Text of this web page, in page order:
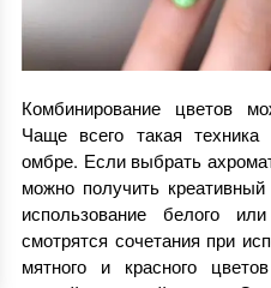
Комбинирование цветов
Чаще всего такая техника
омбре. Если выбрать
можно получить
использование белого
смотрятся сочетания при
мятного и красного